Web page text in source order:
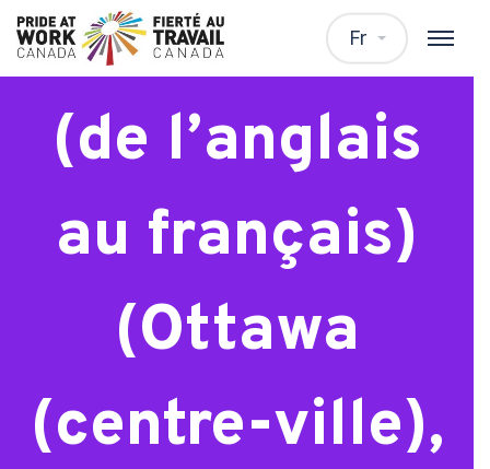
Fr
Traducteur
(de l’anglais
au français)
(Ottawa
(centre-ville),